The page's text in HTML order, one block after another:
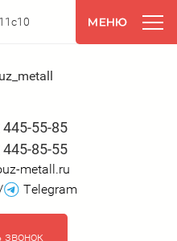
55-85
85-55
metall.ru
Telegram
звонок